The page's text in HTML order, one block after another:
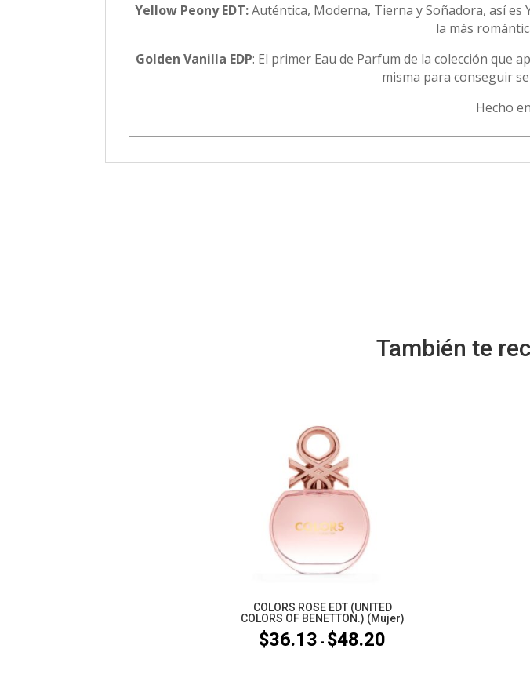
Yellow Peony EDT:Auténtica, Moderna, Tierna y Soñadora, así es
la más
Golden Vanilla EDP: El primer Eau de Parfum de la colección que
misma para conseguir
Hecho
También te
COLORS ROSE EDT (UNITED
COLORS OF BENETTON.) (Mujer)
$36.13 - $48.20